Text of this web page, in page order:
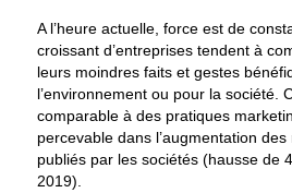
A l’heure actuelle, force est de
croissant d’entreprises tendent à
leurs moindres faits et gestes
l’environnement ou pour la société.
comparable à des pratiques
percevable dans l’augmentation
publiés par les sociétés (hausse de
2019).